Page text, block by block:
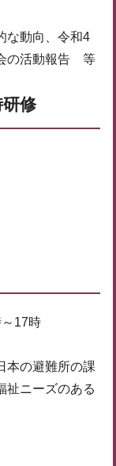
な動向、令和4
の活動報告 等
修
17時
本の避難所の課
祉ニーズのある